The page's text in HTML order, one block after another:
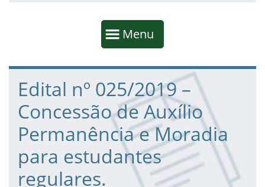
Mostrar
Menu
Fim da navegação
Início do conteúdo
Edital nº 025/2019 –
Concessão de Auxílio
Permanência e Moradia
para estudantes
regulares.